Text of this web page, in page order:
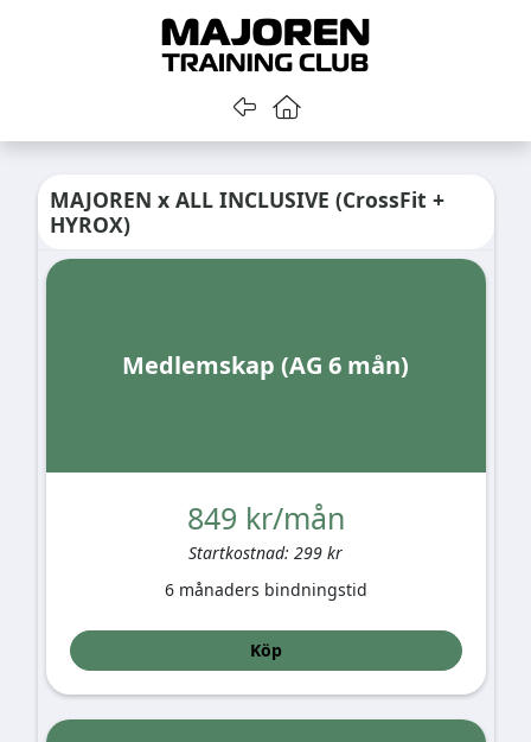
Gå tillbakaGå till startsidan
MAJOREN x ALL INCLUSIVE (CrossFit +
HYROX)
Medlemskap (AG 6 mån)
849 kr/mån
Startkostnad: 299 kr
6 månaders bindningstid
Köp